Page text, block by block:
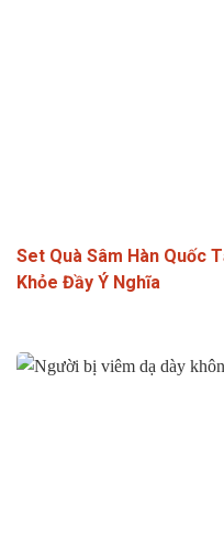
Set Quà Sâm Hàn Quốc
Khỏe Đầy Ý Nghĩa